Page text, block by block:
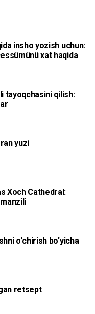
insho yozish uchun:
xat haqida
tayoqchasini qilish:
yuzi
Xoch Cathedral:
o'chirish bo'yicha
retsept